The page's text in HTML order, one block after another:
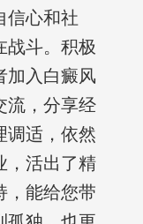
信心和社
战斗。积极
加入白癜风
流，分享经
调适，依然
，活出了精
，能给您带